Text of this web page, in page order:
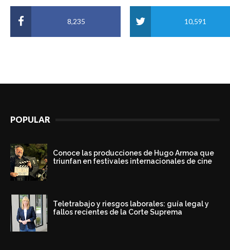
8,235 10,591
POPULAR
Conoce las producciones de Hugo Armoa que
triunfan en festivales internacionales de cine
Teletrabajo y riesgos laborales: guía legal y
fallos recientes de la Corte Suprema